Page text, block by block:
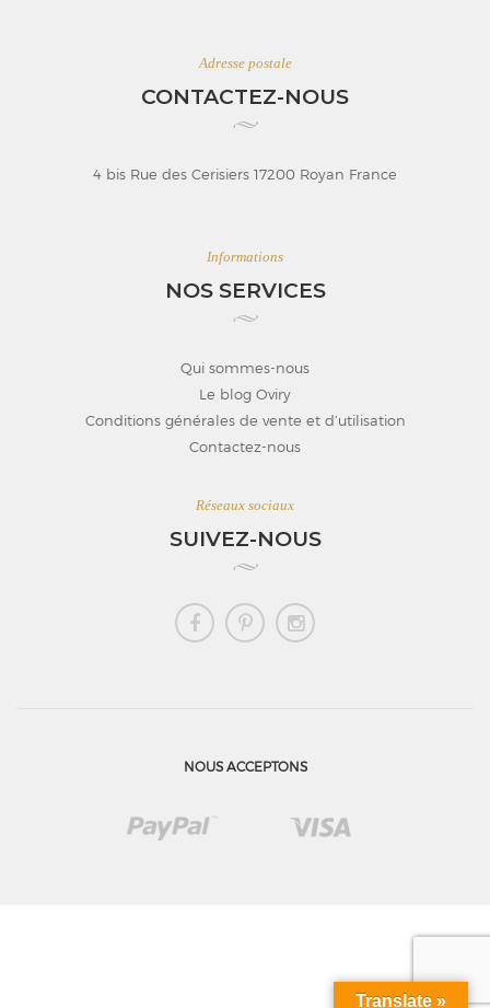
Adresse postale
CONTACTEZ-NOUS
4 bis Rue des Cerisiers 17200 Royan France
Informations
NOS SERVICES
Qui sommes-nous
Le blog Oviry
Conditions générales de vente et d’utilisation
Contactez-nous
Réseaux sociaux
SUIVEZ-NOUS
NOUS ACCEPTONS
Translate »